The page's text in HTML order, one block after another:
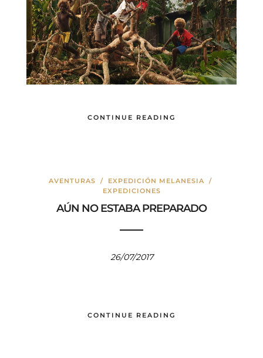
CONTINUE READING
AVENTURAS / EXPEDICIÓN MELANESIA /
EXPEDICIONES
AÚN NO ESTABA PREPARADO
26/07/2017
CONTINUE READING